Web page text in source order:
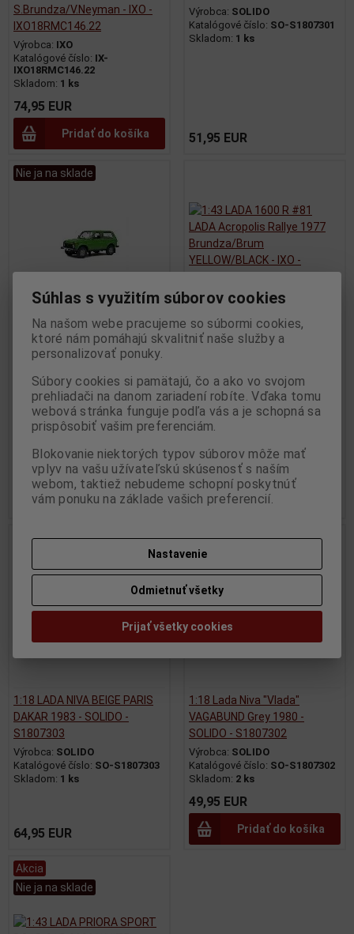
S.Brundza/V.Neyman - IXO -
IXO18RMC146.22
Výrobca: IXO
Katalógové číslo: IX-
IXO18RMC146.22
Skladom: 1 ks
74,95 EUR
Pridať do košíka
Výrobca: SOLIDO
Katalógové číslo: SO-S1807301
Skladom: 1 ks
51,95 EUR
Nie ja na sklade
1:18 LADA NIVA GREEN 1980 -
SOLIDO - S1807304
Katalógové číslo:SO-S1807304
Skladom: 0 ks
49,95 EUR
Pridať do košíka
1:43 LADA 1600 R #81 LADA
YELLOW/BLACK - IXO -
RAC410.22
Výrobca:
IXO
Katalógové číslo:
Skladom:
39,95 EUR
Pridať do košíka
1:18 LADA NIVA BEIGE PARIS
DAKAR 1983 - SOLIDO -
S1807303
Výrobca: SOLIDO
Katalógové číslo: SO-S1807303
Skladom: 1 ks
64,95 EUR
1:18 Lada Niva "Vlada"
VAGABUND Grey 1980 -
SOLIDO - S1807302
Výrobca: SOLIDO
Katalógové číslo: SO-S1807302
Skladom: 2 ks
49,95 EUR
Pridať do košíka
Akcia
Nie ja na sklade
Súhlas s využitím súborov cookies
Na našom webe pracujeme so súbormi cookies,
ktoré nám pomáhajú skvalitniť naše služby a
personalizovať ponuky.
Súbory cookies si pamätajú, čo a ako vo svojom
prehliadači na danom zariadení robíte. Vďaka tomu
webová stránka funguje podľa vás a je schopná sa
prispôsobiť vašim preferenciám.
Blokovanie niektorých typov súborov môže mať
vplyv na vašu užívateľskú skúsenosť s naším
webom, taktiež nebudeme schopní poskytnúť
vám ponuku na základe vašich preferencií.
Nastavenie
Odmietnuť všetky
Prijať všetky cookies